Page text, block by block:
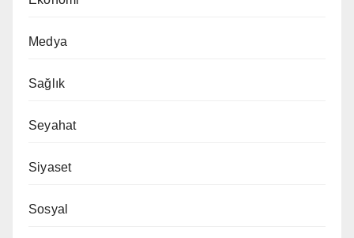
Medya
Sağlık
Seyahat
Siyaset
Sosyal